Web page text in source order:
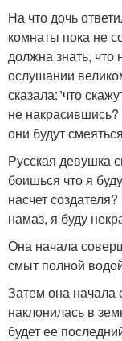
На что дочь
комнаты пока не
должна знать, что
ослушании
сказала:"что
не
они будут
Русская девушка
боишься что я
насчет
намаз, я буду
Она начала
смыт полной
Затем она начала
наклонилась в
будет ее